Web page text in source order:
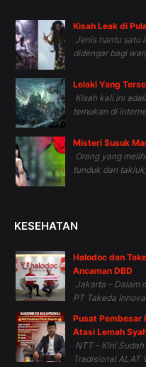
Kisah Leak di
Jenis hantu satu
didengar bagi
Lelaki Yang
Kisah kali ini
temukan di
Misteri Susuk
Orang yang
tunduk dan
KESEHATAN
Halodoc dan
Ancaman DBD
Jakarta – Dalam
PT Takeda
Pusat Pembesar
Atasi Lemah
NTT - Kini
Tradisional ALAT